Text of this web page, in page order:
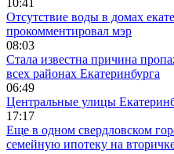
10:41
Отсутствие воды в домах
прокомментировал мэр
08:03
Стала известна причина
всех районах Екатеринбурга
06:49
Центральные улицы
17:17
Еще в одном свердловском
семейную ипотеку на